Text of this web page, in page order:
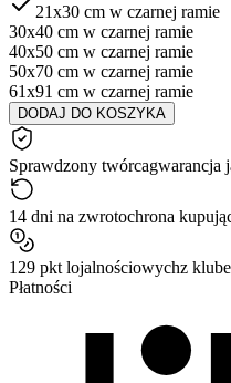
21x30 cm w czarnej ramie
30x40 cm w czarnej ramie
40x50 cm w czarnej ramie
50x70 cm w czarnej ramie
61x91 cm w czarnej ramie
DODAJ DO KOSZYKA
Sprawdzony twórcagwarancja
14 dni na zwrotochrona
129 pkt lojalnościowychz
Płatności